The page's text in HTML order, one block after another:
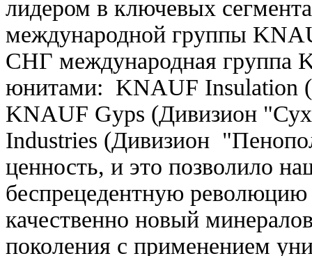
лидером в ключевых
международной группы
СНГ международная группа
юнитами: KNAUF Insulation
KNAUF Gyps (Дивизион
Industries (Дивизион
ценность, и это позволило
беспрецедентную
качественно новый
поколения с применением